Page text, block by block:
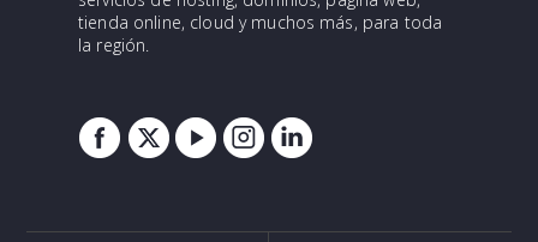
tienda online, cloud y muchos más, para toda
la región.